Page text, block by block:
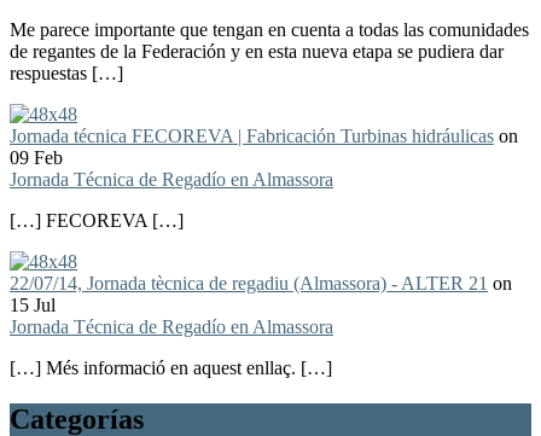
Me parece importante que tengan en cuenta a todas las comunidades
de regantes de la Federación y en esta nueva etapa se pudiera dar
respuestas […]
Jornada técnica FECOREVA | Fabricación Turbinas hidráulicas on
09 Feb
Jornada Técnica de Regadío en Almassora
[…] FECOREVA […]
22/07/14, Jornada tècnica de regadiu (Almassora) - ALTER 21 on
15 Jul
Jornada Técnica de Regadío en Almassora
[…] Més informació en aquest enllaç. […]
Categorías